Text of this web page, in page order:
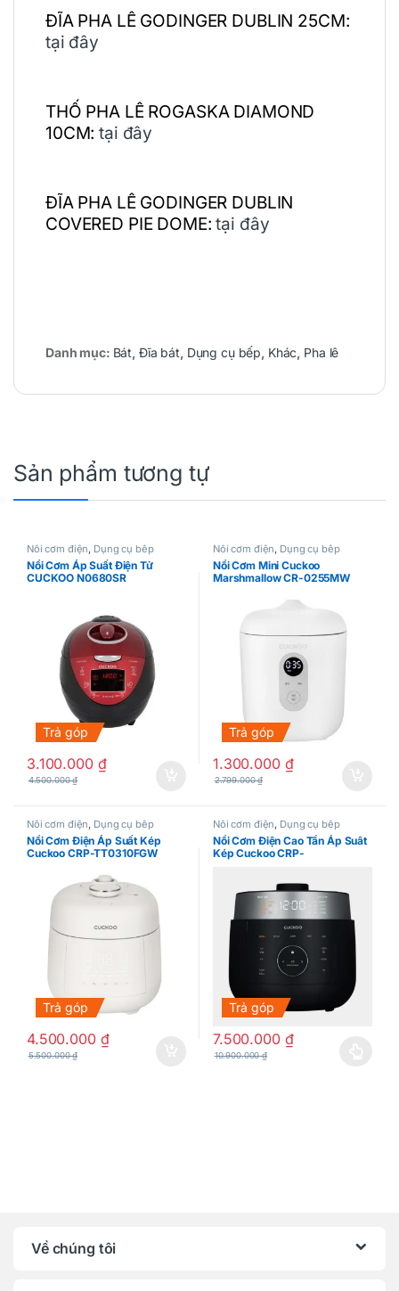
ĐĨA PHA LÊ GODINGER DUBLIN 25CM:
tại đây
THỐ PHA LÊ ROGASKA DIAMOND
10CM:tại đây
ĐĨA PHA LÊ GODINGER DUBLIN
COVERED PIE DOME: tại đây
Danh mục: Bát, Đĩa bát, Dụng cụ bếp, Khác, Pha lê
Sản phẩm tương tự
Nồi cơm điện, Dụng cụ bếp
Nồi Cơm Áp Suất Điện Tử
CUCKOO N0680SR
Trả góp
3.100.000 ₫
4.500.000₫
Nồi cơm điện, Dụng cụ bếp
Nồi Cơm Mini Cuckoo
Marshmallow CR-0255MW
Trả góp
1.300.000 ₫
2.799.000₫
Nồi cơm điện, Dụng cụ bếp
Nồi Cơm Điện Áp Suất Kép
Cuckoo CRP-TT0310FGW
Trả góp
4.500.000 ₫
5.500.000₫
Nồi cơm điện, Dụng cụ bếp
Nồi Cơm Điện Cao Tần Áp Suât
Kép Cuckoo CRP-
Trả góp
7.500.000 ₫
10.900.000₫
Sản phẩm này có nhiều biến
Về chúng tôi